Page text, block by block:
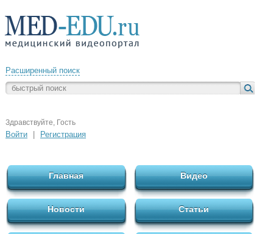
Расширенный поиск
Здравствуйте, Гость
Войти Регистрация
Главная Видео
Новости Статьи